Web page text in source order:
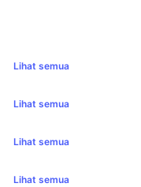
Lihat semua
Lihat semua
Lihat semua
Lihat semua